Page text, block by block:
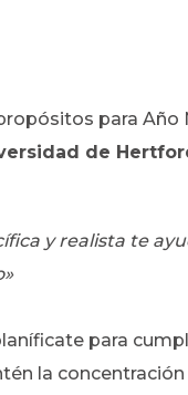
para Año
de
y realista te
para
la concentración